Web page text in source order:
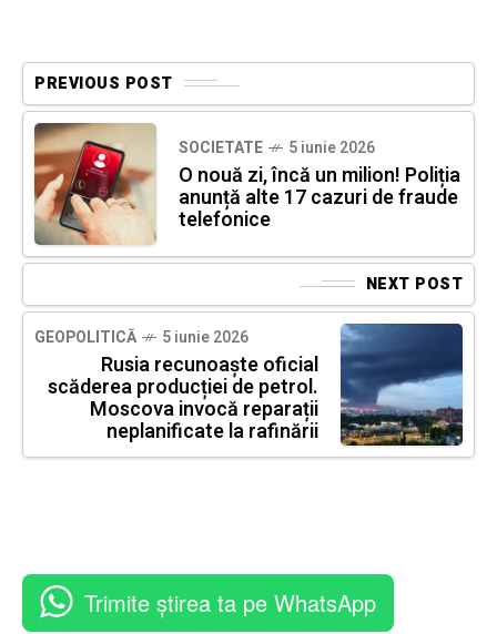
PREVIOUS POST
SOCIETATE 5 iunie 2026
O nouă zi, încă un milion! Poliția
anunță alte 17 cazuri de fraude
telefonice
NEXT POST
GEOPOLITICĂ 5 iunie 2026
Rusia recunoaște oficial
scăderea producției de petrol.
Moscova invocă reparații
neplanificate la rafinării
Trimite știrea ta pe WhatsApp